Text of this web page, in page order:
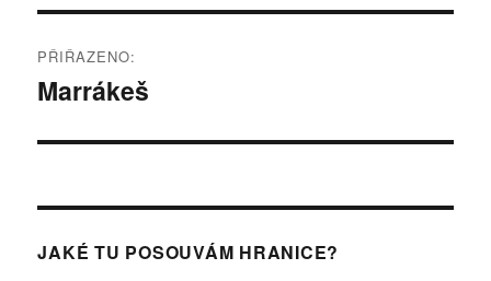
pro
PŘIŘAZENO:
Marrákeš
JAKÉ TU POSOUVÁM HRANICE?